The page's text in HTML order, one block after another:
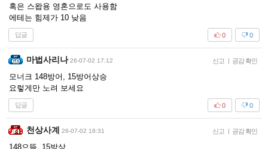
혹은 스왑용 영혼으로도 사용함
에테는 힘제가 10 낮음
답글 0
0
마법사리나 26-07-02 17:12 신고 | 공감 확인
모너크 148방어, 15방어상승
요렇게만 노려 보세요
답글 0
0
천상사계 26-07-02 18:31 신고 | 공감 확인
148으뜸, 15방상